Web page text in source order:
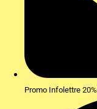
Promo Infolettre 20%